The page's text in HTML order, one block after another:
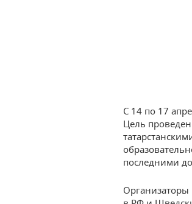
С 14 по 17
Цель
последними
Организаторы